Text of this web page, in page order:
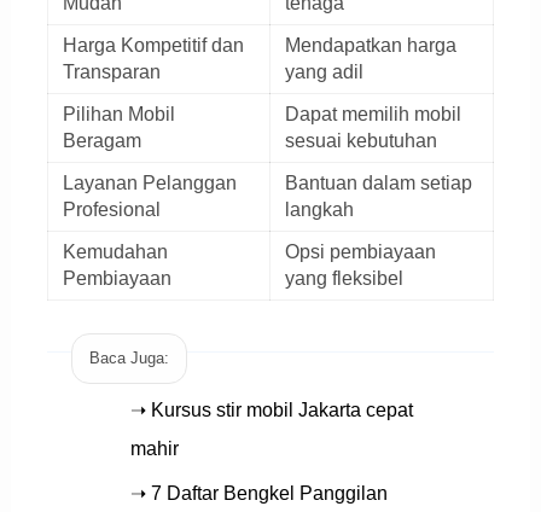
Harga Kompetitif dan
Transparan
Mendapatkan harga
yang adil
Pilihan Mobil
Beragam
Dapat memilih mobil
sesuai kebutuhan
Layanan Pelanggan
Profesional
Bantuan dalam setiap
langkah
Kemudahan
Pembiayaan
Opsi pembiayaan
yang fleksibel
Baca Juga:
➝ Kursus stir mobil Jakarta cepat
mahir
➝ 7 Daftar Bengkel Panggilan